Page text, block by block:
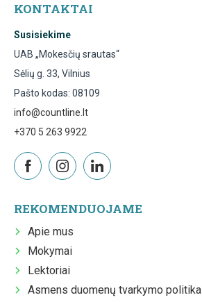
KONTAKTAI
Susisiekime
UAB „Mokesčių srautas“
Sėlių g. 33, Vilnius
Pašto kodas: 08109
info@countline.lt
+370 5 263 9922
REKOMENDUOJAME
Apie mus
Mokymai
Lektoriai
Asmens duomenų tvarkymo politika